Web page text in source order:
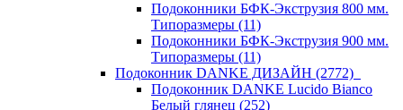
Подоконники БФК-Экструзия 800 мм.
Типоразмеры (11)
Подоконники БФК-Экструзия 900 мм.
Типоразмеры (11)
Подоконник DANKE ДИЗАЙН (2772)
Подоконник DANKE Lucido Bianco
Белый глянец (252)